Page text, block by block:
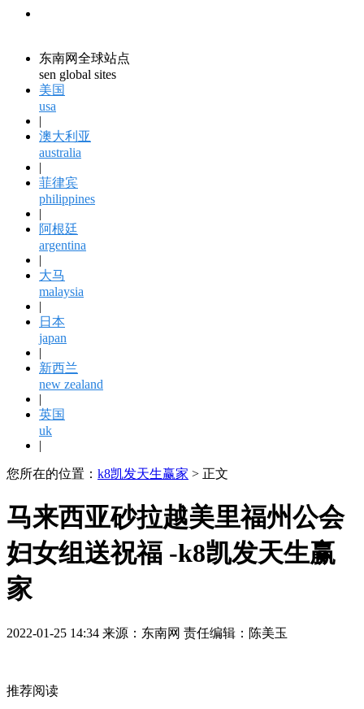
东南网全球站点
sen global sites
美国
usa
|
澳大利亚
australia
|
菲律宾
philippines
|
阿根廷
argentina
|
大马
malaysia
|
日本
japan
|
新西兰
new zealand
|
英国
uk
|
您所在的位置： k8凯发天生赢家 > 正文
马来西亚砂拉越美里福州公会
妇女组送祝福 -k8凯发天生赢
家
2022-01-25 14:34 来源：东南网 责任编辑：陈美玉
推荐阅读